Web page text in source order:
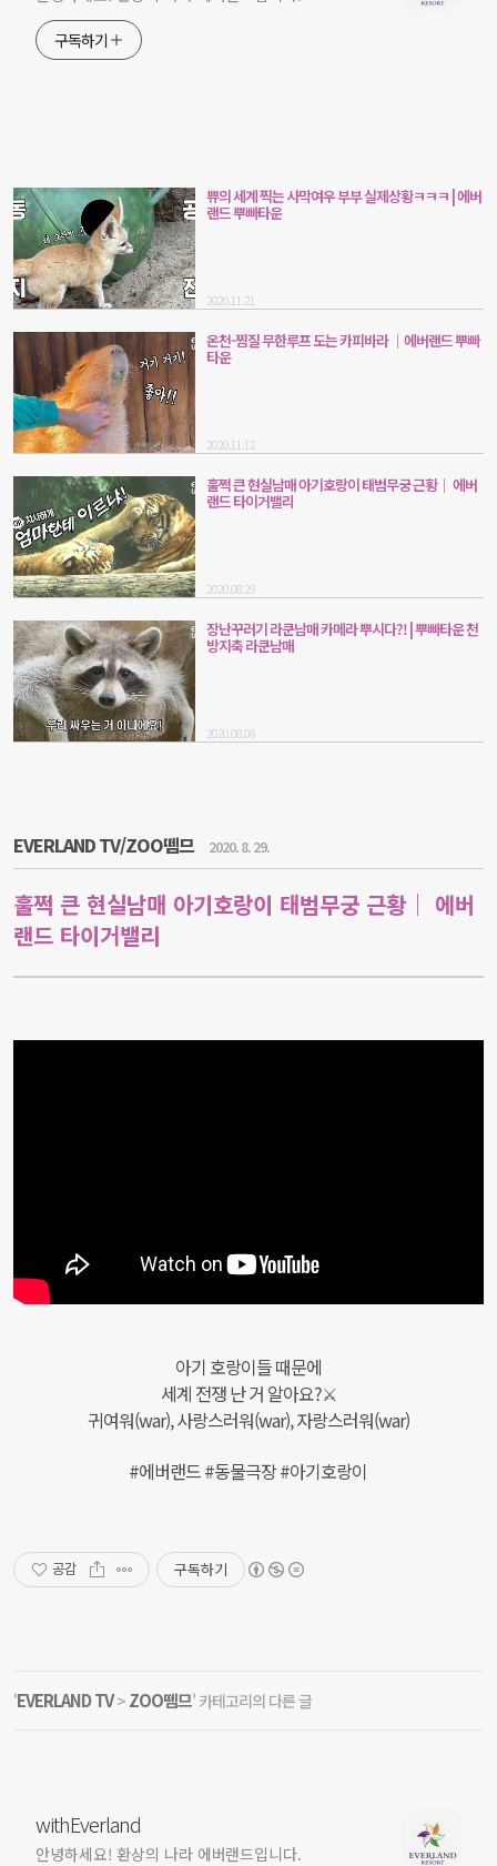
구독하기
쀼의 세계 찍는 사막여우 부부 실제상황ㅋㅋㅋ | 에버
랜드 뿌빠타운
2020.11.21
온천-찜질 무한루프 도는 카피바라 ｜에버랜드 뿌빠
타운
2020.11.12
훌쩍 큰 현실남매 아기호랑이 태범무궁 근황｜ 에버
랜드 타이거밸리
2020.08.29
장난꾸러기 라쿤남매 카메라 뿌시다?! | 뿌빠타운 천
방지축 라쿤남매
2020.08.08
EVERLAND TV/ZOO뗌므 2020. 8. 29.
훌쩍 큰 현실남매 아기호랑이 태범무궁 근황｜ 에버
랜드 타이거밸리
아기 호랑이들 때문에
세계 전쟁 난 거 알아요?⚔
귀여워(war), 사랑스러워(war), 자랑스러워(war)
#에버랜드 #동물극장 #아기호랑이
공감 구독하기
'EVERLAND TV> ZOO뗌므' 카테고리의 다른 글
withEverland
안녕하세요! 환상의 나라 에버랜드입니다.